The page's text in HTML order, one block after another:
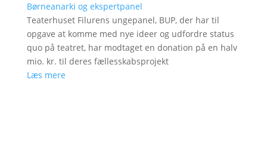
Børneanarki og ekspertpanel
Teaterhuset Filurens ungepanel, BUP, der har til
opgave at komme med nye ideer og udfordre status
quo på teatret, har modtaget en donation på en halv
mio. kr. til deres fællesskabsprojekt
Læs mere